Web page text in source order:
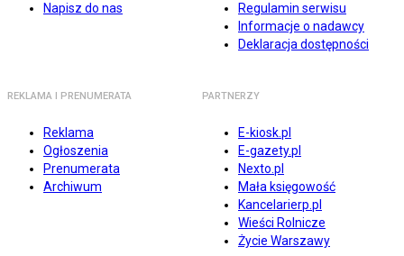
Napisz do nas
Regulamin serwisu
Informacje o nadawcy
Deklaracja dostępności
REKLAMA I PRENUMERATA
Reklama
Ogłoszenia
Prenumerata
Archiwum
PARTNERZY
E-kiosk.pl
E-gazety.pl
Nexto.pl
Mała księgowość
Kancelarierp.pl
Wieści Rolnicze
Życie Warszawy